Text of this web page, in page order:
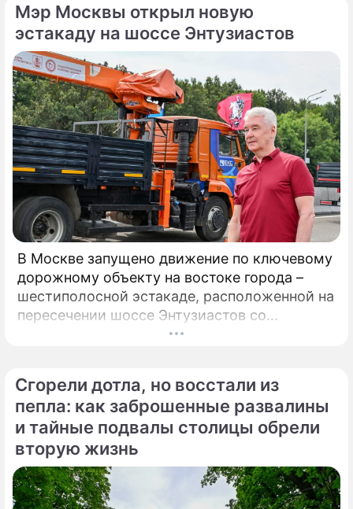
Мэр Москвы открыл новую
эстакаду на шоссе Энтузиастов
В Москве запущено движение по ключевому
дорожному объекту на востоке города –
шестиполосной эстакаде, расположенной на
пересечении шоссе Энтузиастов со
Свободным проспектом и Большим
Сергей Собянин, который подчеркнул
стратегическую важность новой развязки
для разгрузки одного из самых проблемных
участков магистрали.
Сгорели дотла, но восстали из
пепла: как заброшенные развалины
и тайные подвалы столицы обрели
вторую жизнь